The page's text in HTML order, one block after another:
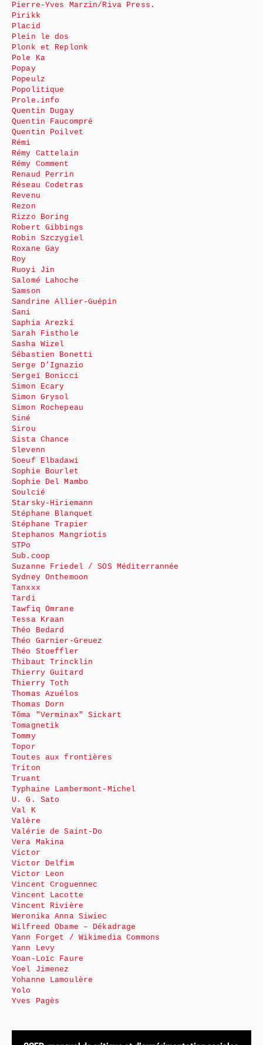
Pierre-Yves Marzin/Riva Press.
Pirikk
Placid
Plein le dos
Plonk et Replonk
Pole Ka
Popay
Popeulz
Popolitique
Prole.info
Quentin Dugay
Quentin Faucompré
Quentin Poilvet
Rémi
Rémy Cattelain
Rémy Comment
Renaud Perrin
Réseau Codetras
Revenu
Rezon
Rizzo Boring
Robert Gibbings
Robin Szczygiel
Roxane Gay
Roy
Ruoyi Jin
Salomé Lahoche
Samson
Sandrine Allier-Guépin
Sani
Saphia Arezki
Sarah Fisthole
Sasha Wizel
Sébastien Bonetti
Serge D’Ignazio
Sergeï Bonicci
Simon Ecary
Simon Grysol
Simon Rochepeau
Siné
Sirou
Sista Chance
Slevenn
Soeuf Elbadawi
Sophie Bourlet
Sophie Del Mambo
Soulcié
Starsky-Hiriemann
Stéphane Blanquet
Stéphane Trapier
Stephanos Mangriotis
STPo
Sub.coop
Suzanne Friedel / SOS Méditerrannée
Sydney Onthemoon
Tanxxx
Tardi
Tawfiq Omrane
Tessa Kraan
Théo Bedard
Théo Garnier-Greuez
Théo Stoeffler
Thibaut Trincklin
Thierry Guitard
Thierry Toth
Thomas Azuélos
Thomas Dorn
Tôma "Verminax" Sickart
Tomagnetik
Tommy
Topor
Toutes aux frontières
Triton
Truant
Typhaine Lambermont-Michel
U. G. Sato
Val K
Valère
Valérie de Saint-Do
Vera Makina
Victor
Victor Delfim
Victor Leon
Vincent Croguennec
Vincent Lacotte
Vincent Rivière
Weronika Anna Siwiec
Wilfreed Obame – Dékadrage
Yann Forget / Wikimedia Commons
Yann Levy
Yoan-Loïc Faure
Yoel Jimenez
Yohanne Lamoulère
Yolo
Yves Pagès